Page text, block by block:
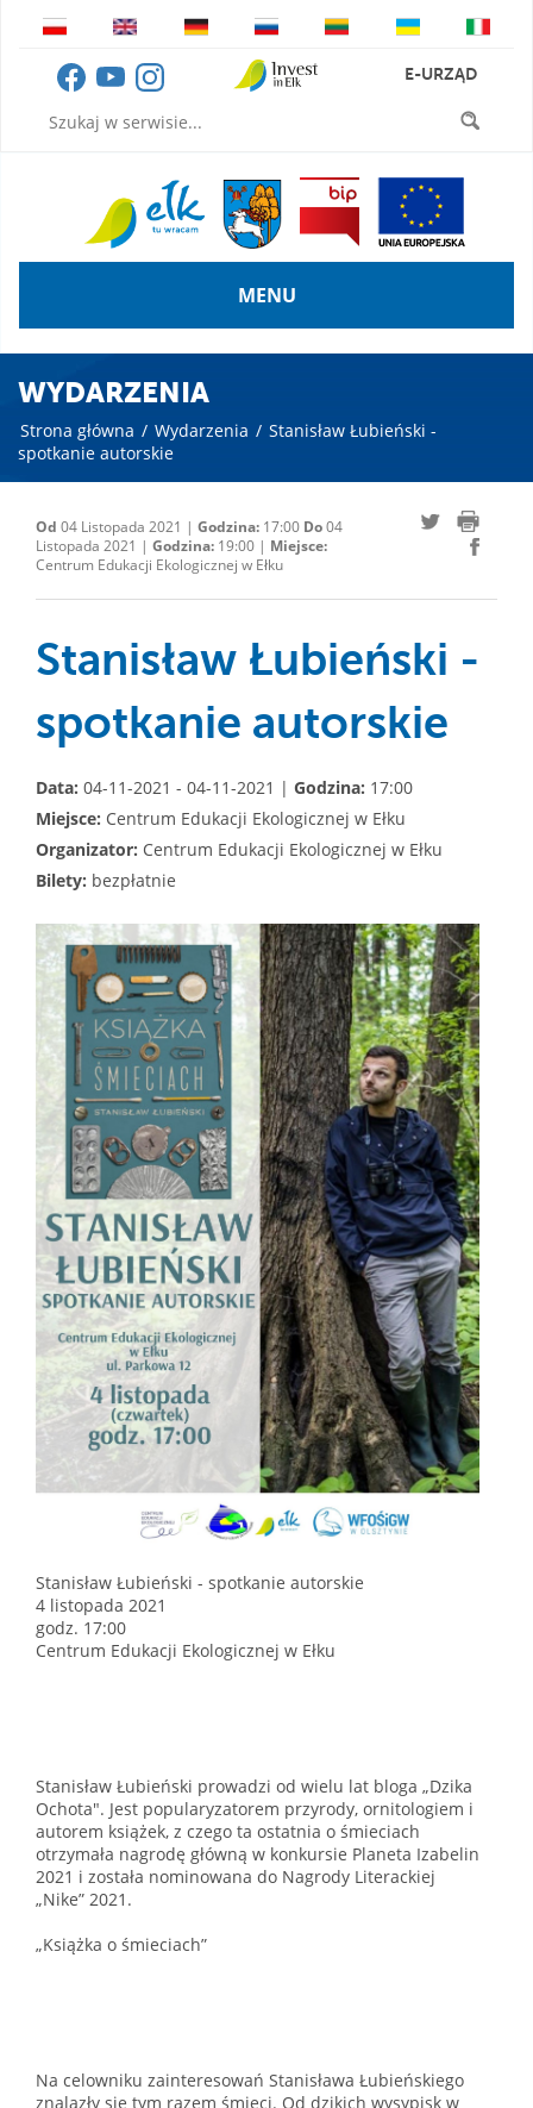
E-URZĄD
MENU
WYDARZENIA
Strona główna / Wydarzenia / Stanisław Łubieński -
spotkanie autorskie
Od 04 Listopada 2021 | Godzina: 17:00 Do04
Listopada 2021 | Godzina: 19:00 | Miejsce:
Centrum Edukacji Ekologicznej w Ełku
Stanisław Łubieński -
spotkanie autorskie
Data: 04-11-2021 - 04-11-2021 | Godzina: 17:00
Miejsce: Centrum Edukacji Ekologicznej w Ełku
Organizator: Centrum Edukacji Ekologicznej w Ełku
Bilety: bezpłatnie
Stanisław Łubieński - spotkanie autorskie
4 listopada 2021
godz. 17:00
Centrum Edukacji Ekologicznej w Ełku
Stanisław Łubieński prowadzi od wielu lat bloga „Dzika
Ochota". Jest popularyzatorem przyrody, ornitologiem i
autorem książek, z czego ta ostatnia o śmieciach
otrzymała nagrodę główną w konkursie Planeta Izabelin
2021 i została nominowana do Nagrody Literackiej
„Nike” 2021.
„Książka o śmieciach”
Na celowniku zainteresowań Stanisława Łubieńskiego
znalazły się tym razem śmieci. Od dzikich wysypisk w